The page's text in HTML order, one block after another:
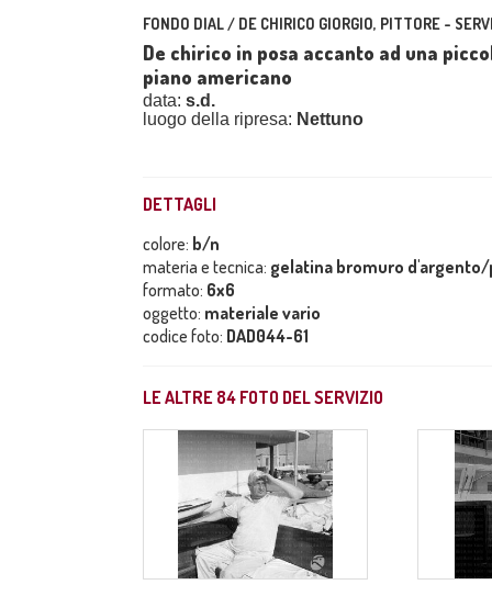
FONDO DIAL / DE CHIRICO GIORGIO, PITTORE -
De chirico in posa accanto ad una
piano americano
data: s.d.
luogo della ripresa: Nettuno
DETTAGLI
colore: b/n
materia e tecnica: gelatina bromuro
formato: 6x6
oggetto: materiale vario
codice foto: DAD044-61
LE ALTRE 84 FOTO DEL SERVIZIO